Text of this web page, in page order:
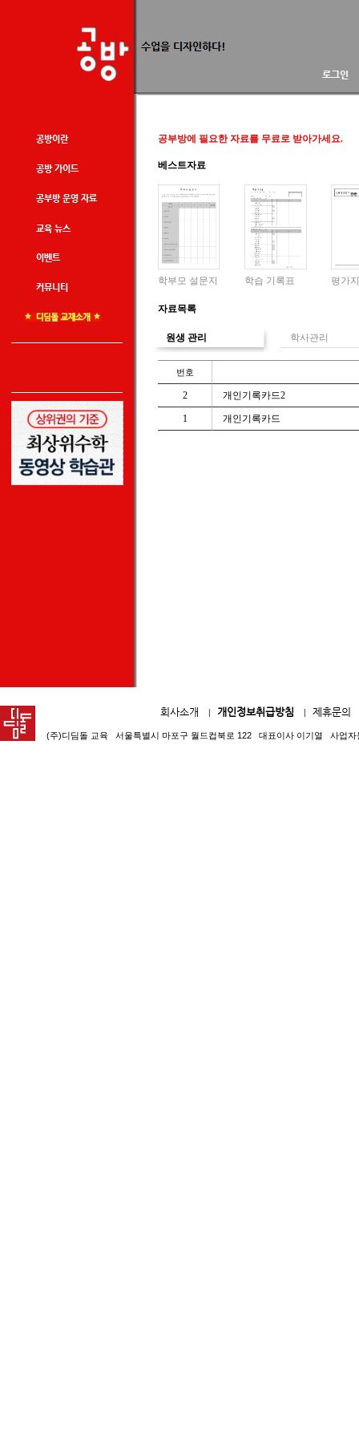
공부방에 필요한 자료를 무료로 받아가세요.
베스트자료
학부모 설문지 학습 기록표 평가
자료목록
원생 관리 학사관리
번호
2 개인기록카드2
1 개인기록카드
회사소개 개인정보취급방침 제휴문의
(주)디딤돌 교육 서울특별시 마포구 월드컵북로 122 대표이사 이기열 사업